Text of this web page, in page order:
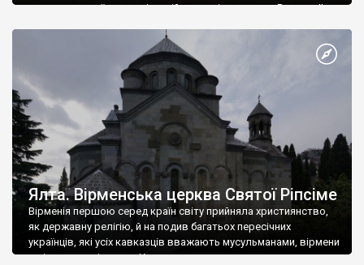
диктувати свої умови візантійському імператору Василю ІІ, та
Херсонесі Володимир-язичник, став Василем-християнином.
А потім було Хрещення Русі. На честь Херсонесу Таврійського
Ялта. Вірменська церква Святої Ріпсіме
Вірменія першою серед країн світу прийняла християнство,
як державну релігію, й на подив багатьох пересічних
українців, які усіх кавказців вважають мусульманами, вірмени
є відданими вірянами Христа